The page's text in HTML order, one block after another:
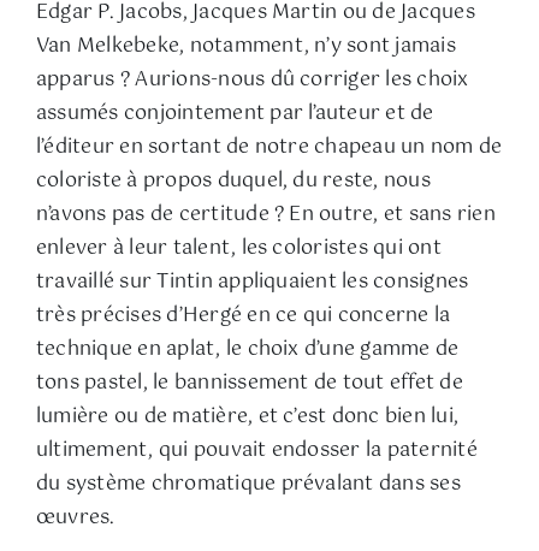
Edgar P. Jacobs, Jacques Martin ou de Jacques
Van Melkebeke, notamment, n’y sont jamais
apparus ? Aurions-nous dû corriger les choix
assumés conjointement par l’auteur et de
l’éditeur en sortant de notre chapeau un nom de
coloriste à propos duquel, du reste, nous
n’avons pas de certitude ? En outre, et sans rien
enlever à leur talent, les coloristes qui ont
travaillé sur Tintin appliquaient les consignes
très précises d’Hergé en ce qui concerne la
technique en aplat, le choix d’une gamme de
tons pastel, le bannissement de tout effet de
lumière ou de matière, et c’est donc bien lui,
ultimement, qui pouvait endosser la paternité
du système chromatique prévalant dans ses
œuvres.